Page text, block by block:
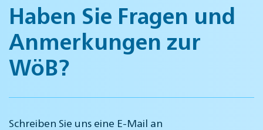
Haben Sie Fragen und
Anmerkungen zur
WöB?
Schreiben Sie uns eine E-Mail an